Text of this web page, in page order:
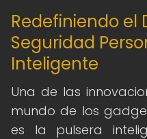
Redefiniendo el
Seguridad
Inteligente
Una de las
mundo de los
es la pulsera